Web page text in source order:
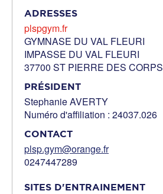
ADRESSES
plspgym.fr
GYMNASE DU VAL FLEURI
IMPASSE DU VAL FLEURI
37700 ST PIERRE DES CORPS
PRÉSIDENT
Stephanie AVERTY
Numéro d'affiliation : 24037.026
CONTACT
plsp.gym@orange.fr
0247447289
SITES D'ENTRAINEMENT